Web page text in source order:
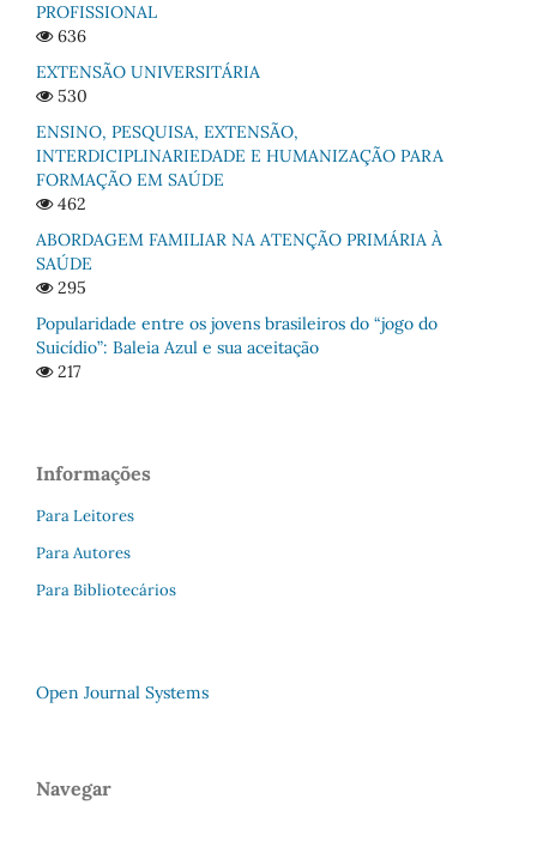
PROFISSIONAL
636
EXTENSÃO UNIVERSITÁRIA
530
ENSINO, PESQUISA, EXTENSÃO,
INTERDICIPLINARIEDADE E HUMANIZAÇÃO PARA
FORMAÇÃO EM SAÚDE
462
ABORDAGEM FAMILIAR NA ATENÇÃO PRIMÁRIA À
SAÚDE
295
Popularidade entre os jovens brasileiros do “jogo do
Suicídio”: Baleia Azul e sua aceitação
217
Informações
Para Leitores
Para Autores
Para Bibliotecários
Open Journal Systems
Navegar